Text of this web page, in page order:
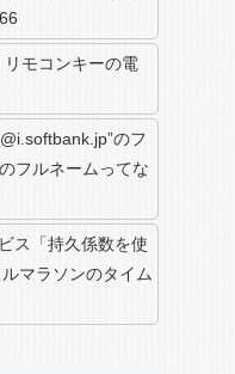
モコンキーの電
のフ
フルネームってな
ス「持久係数を使
マラソンのタイム